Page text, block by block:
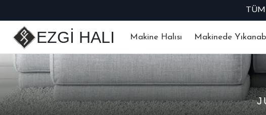
TÜM
EZGİ HALI Makine Halısı Makinede